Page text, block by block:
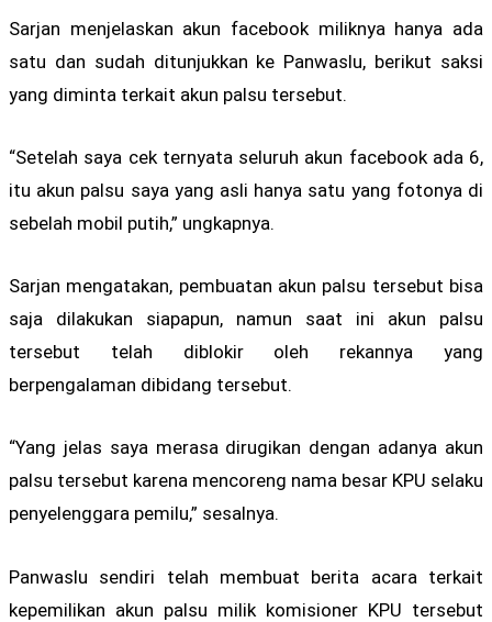
Sarjan menjelaskan akun facebook miliknya hanya ada
satu dan sudah ditunjukkan ke Panwaslu, berikut saksi
yang diminta terkait akun palsu tersebut.
“Setelah saya cek ternyata seluruh akun facebook ada 6,
itu akun palsu saya yang asli hanya satu yang fotonya di
sebelah mobil putih,” ungkapnya.
Sarjan mengatakan, pembuatan akun palsu tersebut bisa
saja dilakukan siapapun, namun saat ini akun palsu
tersebut telah diblokir oleh rekannya yang
berpengalaman dibidang tersebut.
“Yang jelas saya merasa dirugikan dengan adanya akun
palsu tersebut karena mencoreng nama besar KPU selaku
penyelenggara pemilu,” sesalnya.
Panwaslu sendiri telah membuat berita acara terkait
kepemilikan akun palsu milik komisioner KPU tersebut